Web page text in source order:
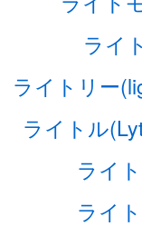
ライ
ライトリー
ライトル
ライ
ライ